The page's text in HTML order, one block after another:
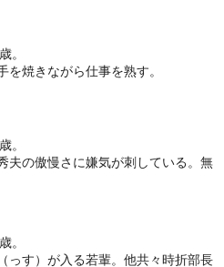
。
を焼きながら仕事を熟す。
。
夫の傲慢さに嫌気が刺している。無
。
っす）が入る若輩。他共々時折部長